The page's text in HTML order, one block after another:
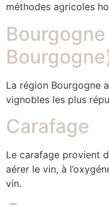
méthodes agricoles
La région Bourgogne
vignobles les plus
Carafage
Le carafage provient
aérer le vin, à
vin.